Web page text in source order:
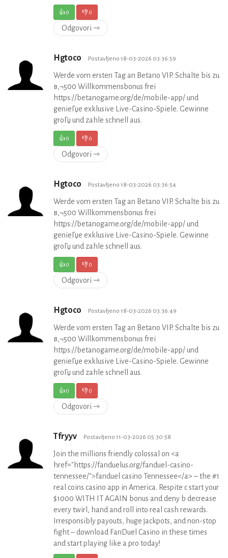
👍0 👎0
Odgovori ⇾
Hgtoco Postavljeno 18-03-2026 03:36:59
Werde vom ersten Tag an Betano VIP. Schalte bis zu
в‚¬500 Willkommensbonus frei
https://betanogame.org/de/mobile-app/ und
genieГџe exklusive Live-Casino-Spiele. Gewinne
groГџ und zahle schnell aus.
👍0 👎0
Odgovori ⇾
Hgtoco Postavljeno 18-03-2026 03:36:54
Werde vom ersten Tag an Betano VIP. Schalte bis zu
в‚¬500 Willkommensbonus frei
https://betanogame.org/de/mobile-app/ und
genieГџe exklusive Live-Casino-Spiele. Gewinne
groГџ und zahle schnell aus.
👍0 👎0
Odgovori ⇾
Hgtoco Postavljeno 18-03-2026 03:36:49
Werde vom ersten Tag an Betano VIP. Schalte bis zu
в‚¬500 Willkommensbonus frei
https://betanogame.org/de/mobile-app/ und
genieГџe exklusive Live-Casino-Spiele. Gewinne
groГџ und zahle schnell aus.
👍0 👎0
Odgovori ⇾
Tfryyv Postavljeno 11-03-2026 05:30:58
Join the millions friendly colossal on <a
href="https://fanduelus.org/fanduel-casino-
tennessee/">fanduel casino Tennessee</a> – the #1
real coins casino app in America. Respite c start your
$1000 WITH IT AGAIN bonus and deny b decrease
every twirl, hand and roll into real cash rewards.
Irresponsibly payouts, huge jackpots, and non-stop
fight – download FanDuel Casino in these times
and start playing like a pro today!